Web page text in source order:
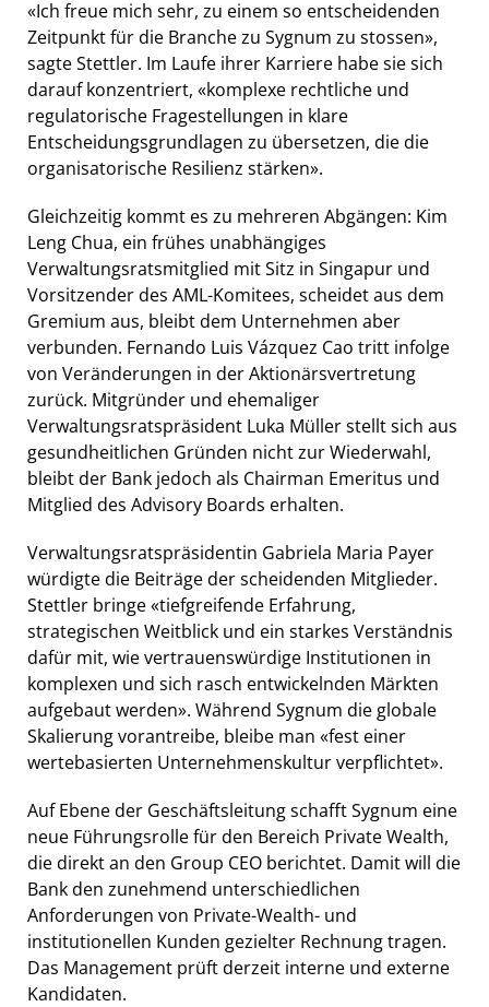
«Ich freue mich sehr, zu einem so entscheidenden
Zeitpunkt für die Branche zu Sygnum zu stossen»,
sagte Stettler. Im Laufe ihrer Karriere habe sie sich
darauf konzentriert, «komplexe rechtliche und
regulatorische Fragestellungen in klare
Entscheidungsgrundlagen zu übersetzen, die die
organisatorische Resilienz stärken».
Gleichzeitig kommt es zu mehreren Abgängen: Kim
Leng Chua, ein frühes unabhängiges
Verwaltungsratsmitglied mit Sitz in Singapur und
Vorsitzender des AML-Komitees, scheidet aus dem
Gremium aus, bleibt dem Unternehmen aber
verbunden. Fernando Luis Vázquez Cao tritt infolge
von Veränderungen in der Aktionärsvertretung
zurück. Mitgründer und ehemaliger
Verwaltungsratspräsident Luka Müller stellt sich aus
gesundheitlichen Gründen nicht zur Wiederwahl,
bleibt der Bank jedoch als Chairman Emeritus und
Mitglied des Advisory Boards erhalten.
Verwaltungsratspräsidentin Gabriela Maria Payer
würdigte die Beiträge der scheidenden Mitglieder.
Stettler bringe «tiefgreifende Erfahrung,
strategischen Weitblick und ein starkes Verständnis
dafür mit, wie vertrauenswürdige Institutionen in
komplexen und sich rasch entwickelnden Märkten
aufgebaut werden». Während Sygnum die globale
Skalierung vorantreibe, bleibe man «fest einer
wertebasierten Unternehmenskultur verpflichtet».
Auf Ebene der Geschäftsleitung schafft Sygnum eine
neue Führungsrolle für den Bereich Private Wealth,
die direkt an den Group CEO berichtet. Damit will die
Bank den zunehmend unterschiedlichen
Anforderungen von Private-Wealth- und
institutionellen Kunden gezielter Rechnung tragen.
Das Management prüft derzeit interne und externe
Kandidaten.